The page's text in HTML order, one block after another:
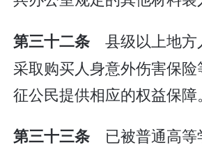
第三十二条 县级以上地方
采取购买人身意外伤害保
征公民提供相应的权益保障。
第三十三条 已被普通高等